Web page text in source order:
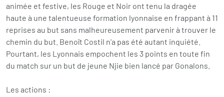
animée et festive, les Rouge et Noir ont tenu la dragée
haute à une talentueuse formation lyonnaise en frappant à 11
reprises au but sans malheureusement parvenir à trouver le
chemin du but. Benoît Costil n'a pas été autant inquiété.
Pourtant, les Lyonnais empochent les 3 points en toute fin
du match sur un but de jeune Njie bien lancé par Gonalons.
Les actions :